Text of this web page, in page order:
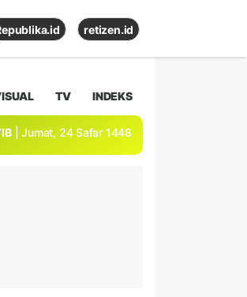
retizen.id
TV INDEKS
| Jumat, 24 Safar 1448